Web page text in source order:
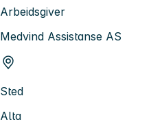
Arbeidsgiver
Medvind Assistanse AS
Sted
Alta